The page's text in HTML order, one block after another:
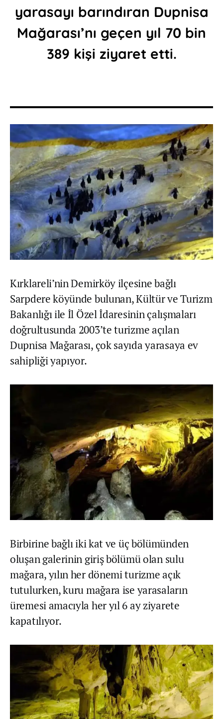
yarasayı barındıran Dupnisa
Mağarası’nı geçen yıl 70 bin
389 kişi ziyaret etti.
Kırklareli’nin Demirköy ilçesine bağlı
Sarpdere köyünde bulunan, Kültür ve Turizm
Bakanlığı ile İl Özel İdaresinin çalışmaları
doğrultusunda 2003’te turizme açılan
Dupnisa Mağarası, çok sayıda yarasaya ev
sahipliği yapıyor.
Birbirine bağlı iki kat ve üç bölümünden
oluşan galerinin giriş bölümü olan sulu
mağara, yılın her dönemi turizme açık
tutulurken, kuru mağara ise yarasaların
üremesi amacıyla her yıl 6 ay ziyarete
kapatılıyor.